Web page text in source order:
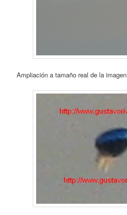
Ampliación a tamaño real de la imagen